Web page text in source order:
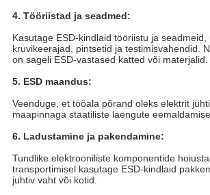
4. Tööriistad ja seadmed:
Kasutage ESD-kindlaid tööriistu ja seadmeid,
kruvikeerajad, pintsetid ja testimisvahendid.
on sageli ESD-vastased katted või materjalid.
5. ESD maandus:
Veenduge, et tööala põrand oleks elektrit
maapinnaga staatiliste laengute
6. Ladustamine ja pakendamine:
Tundlike elektrooniliste komponentide
transportimisel kasutage ESD-kindlaid
juhtiv vaht või kotid.